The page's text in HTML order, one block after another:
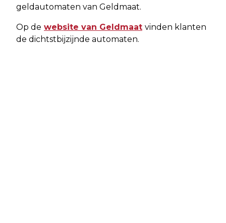
geldautomaten van Geldmaat.
Op de website van Geldmaat vinden klanten
de dichtstbijzijnde automaten.